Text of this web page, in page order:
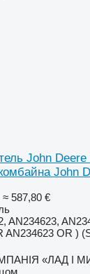
John
John
≈ 587,80 €
AN234623,
AN234623 OR )
«ЛАД І